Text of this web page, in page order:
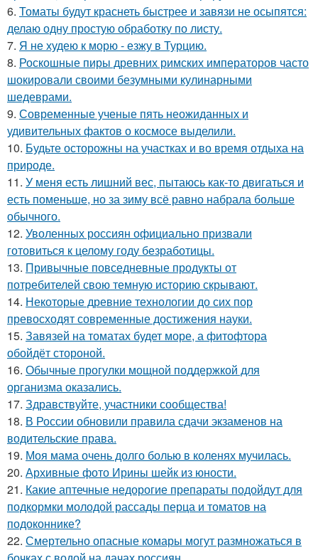
6. Томаты будут краснеть быстрее и завязи не осыпятся:
делаю одну простую обработку по листу.
7. Я не худею к морю - езжу в Турцию.
8. Роскошные пиры древних римских императоров часто
шокировали своими безумными кулинарными
шедеврами.
9. Современные ученые пять неожиданных и
удивительных фактов о космосе выделили.
10. Будьте осторожны на участках и во время отдыха на
природе.
11. У меня есть лишний вес, пытаюсь как-то двигаться и
есть поменьше, но за зиму всё равно набрала больше
обычного.
12. Уволенных россиян официально призвали
готовиться к целому году безработицы.
13. Привычные повседневные продукты от
потребителей свою темную историю скрывают.
14. Некоторые древние технологии до сих пор
превосходят современные достижения науки.
15. Завязей на томатах будет море, а фитофтора
обойдёт стороной.
16. Обычные прогулки мощной поддержкой для
организма оказались.
17. Здравствуйте, участники сообщества!
18. В России обновили правила сдачи экзаменов на
водительские права.
19. Моя мама очень долго болью в коленях мучилась.
20. Архивные фото Ирины шейк из юности.
21. Какие аптечные недорогие препараты подойдут для
подкормки молодой рассады перца и томатов на
подоконнике?
22. Смертельно опасные комары могут размножаться в